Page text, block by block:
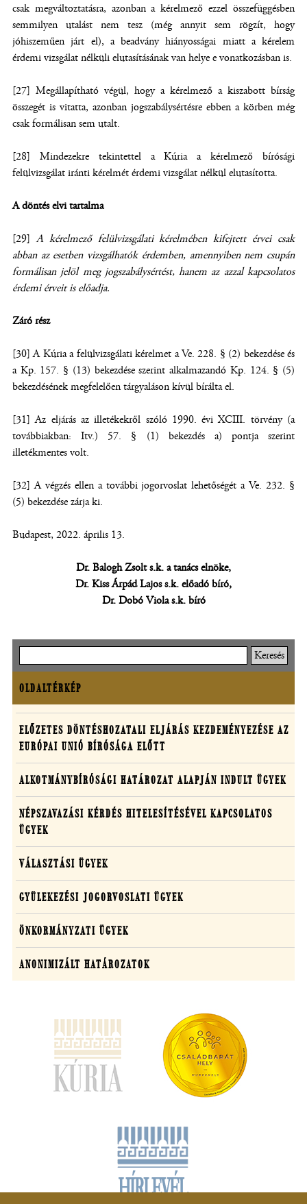
csak megváltoztatásra, azonban a kérelmező ezzel összefüggésben
semmilyen utalást nem tesz (még annyit sem rögzít, hogy
jóhiszeműen járt el), a beadvány hiányosságai miatt a kérelem
érdemi vizsgálat nélküli elutasításának van helye e vonatkozásban is.
[27] Megállapítható végül, hogy a kérelmező a kiszabott bírság
összegét is vitatta, azonban jogszabálysértésre ebben a körben még
csak formálisan sem utalt.
[28] Mindezekre tekintettel a Kúria a kérelmező bírósági
felülvizsgálat iránti kérelmét érdemi vizsgálat nélkül elutasította.
A döntés elvi tartalma
[29]A kérelmező felülvizsgálati kérelmében kifejtett érvei csak
abban az esetben vizsgálhatók érdemben, amennyiben nem csupán
formálisan jelöl meg jogszabálysértést, hanem az azzal kapcsolatos
érdemi érveit is előadja.
Záró rész
[30] A Kúria a felülvizsgálati kérelmet a Ve. 228. § (2) bekezdése és
a Kp. 157. § (13) bekezdése szerint alkalmazandó Kp. 124. § (5)
bekezdésének megfelelően tárgyaláson kívül bírálta el.
[31] Az eljárás az illetékekről szóló 1990. évi XCIII. törvény (a
továbbiakban: Itv.) 57. § (1) bekezdés a) pontja szerint
illetékmentes volt.
[32] A végzés ellen a további jogorvoslat lehetőségét a Ve. 232. §
(5) bekezdése zárja ki.
Budapest, 2022. április 13.
Dr. Balogh Zsolt s.k. a tanács elnöke,
Dr. Kiss Árpád Lajos s.k. előadó bíró,
Dr. Dobó Viola s.k. bíró
Oldaltérkép
OLDALTÉRKÉP
Határozatok
egyedi
ügyekben
ELŐZETES DÖNTÉSHOZATALI ELJÁRÁS KEZDEMÉNYEZÉSE AZ
EURÓPAI UNIÓ BÍRÓSÁGA ELŐTT
ALKOTMÁNYBÍRÓSÁGI HATÁROZAT ALAPJÁN INDULT ÜGYEK
NÉPSZAVAZÁSI KÉRDÉS HITELESÍTÉSÉVEL KAPCSOLATOS
ÜGYEK
VÁLASZTÁSI ÜGYEK
GYÜLEKEZÉSI JOGORVOSLATI ÜGYEK
ÖNKORMÁNYZATI ÜGYEK
ANONIMIZÁLT HATÁROZATOK